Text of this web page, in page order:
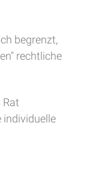
begrenzt,
rechtliche
Rat
individuelle